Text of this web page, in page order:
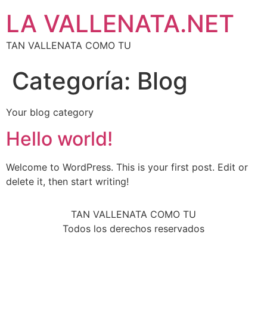
LA VALLENATA.NET
TAN VALLENATA COMO TU
Categoría: Blog
Your blog category
Hello world!
Welcome to WordPress. This is your first post. Edit or
delete it, then start writing!
TAN VALLENATA COMO TU
Todos los derechos reservados